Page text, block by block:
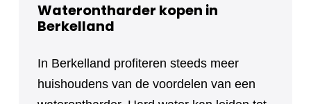
Waterontharder kopen in
Berkelland
In Berkelland profiteren steeds meer
huishoudens van de voordelen van een